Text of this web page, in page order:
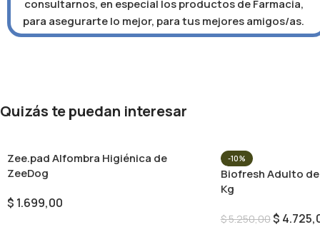
consultarnos, en especial los productos de Farmacia,
para asegurarte lo mejor, para tus mejores amigos/as.
Quizás te puedan interesar
Zee.pad Alfombra Higiénica de
ZeeDog
$ 1.699,00
-10%
Biofresh Adulto de
Kg
$5.250,00$